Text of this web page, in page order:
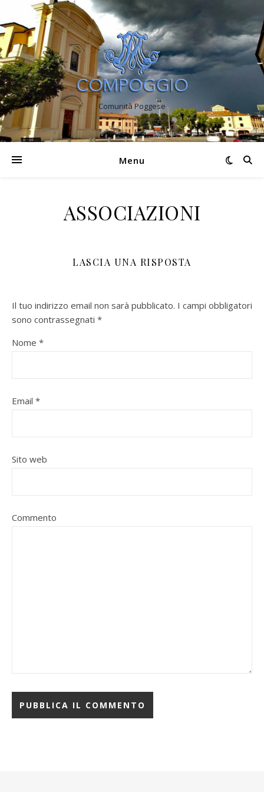
Comunità Poggese
Menu
ASSOCIAZIONI
LASCIA UNA RISPOSTA
Il tuo indirizzo email non sarà pubblicato. I campi obbligatori
sono contrassegnati *
Nome *
Email *
Sito web
Commento